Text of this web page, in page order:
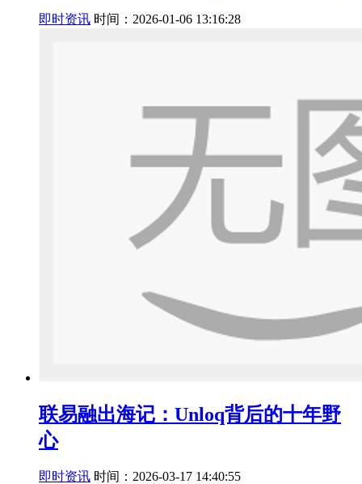
即时资讯 时间：2026-01-06 13:16:28
联易融出海记：Unloq背后的十年野
心
即时资讯 时间：2026-03-17 14:40:55